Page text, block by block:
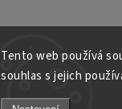
Tento web používá
souhlas s jejich